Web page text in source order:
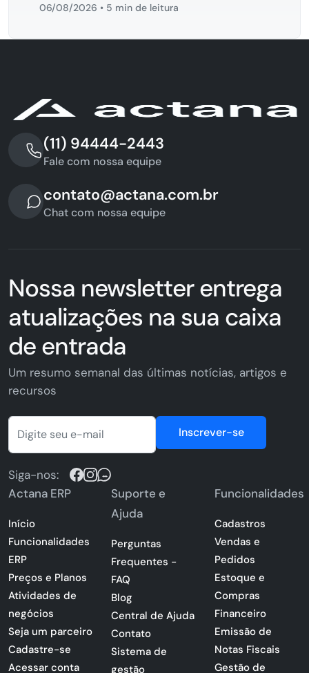
06/08/2026 • 5 min de leitura
(11) 94444-2443
Fale com nossa equipe
contato@actana.com.br
Chat com nossa equipe
Nossa newsletter entrega
atualizações na sua caixa
de entrada
Um resumo semanal das últimas notícias, artigos e
recursos
Inscrever-se
Siga-nos:
Actana ERP
Início
Funcionalidades
ERP
Preços e Planos
Atividades de
negócios
Seja um parceiro
Cadastre-se
Acessar conta
Suporte e
Ajuda
Perguntas
Frequentes -
FAQ
Blog
Central de Ajuda
Contato
Sistema de
gestão
Funcionalidades
Cadastros
Vendas e
Pedidos
Estoque e
Compras
Financeiro
Emissão de
Notas Fiscais
Gestão de